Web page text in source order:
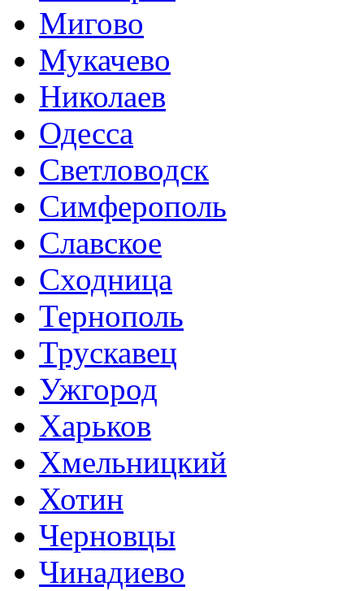
Мигово
Мукачево
Николаев
Одесса
Светловодск
Симферополь
Славское
Сходница
Тернополь
Трускавец
Ужгород
Харьков
Хмельницкий
Хотин
Черновцы
Чинадиево